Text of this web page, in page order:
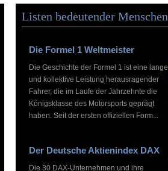
Listen bedeutender Menschen
Die Formel 1 Weltmeister
Die Geschichte der Formel 1 ist eine lange
und kollektive Leistung herausragender
Fahrer, die im Laufe der Jahrzehnte die
Königsklasse des Motorsports geprägt
haben. Seit der ersten offiziellen Form...
Der Deutsche Aktienindex DAX
Die 30 DAX-Unternehmen und ihre